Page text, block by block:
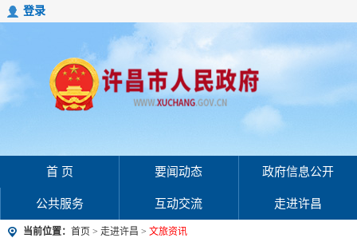
登录
首 页 要闻动态 政府信息公开
公共服务 互动交流 走进许昌
当前位置： 首页 > 走进许昌 > 文旅资讯